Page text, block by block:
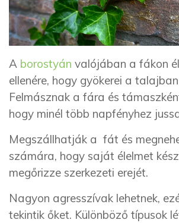
A borostyán valójában a fákon
ellenére, hogy gyökerei a
Felmásznak a fára és
hogy minél több napfényhez
Megszállhatják a fát és
számára, hogy saját élelmet
megőrizze szerkezeti erejét.
Nagyon agresszívak lehetnek,
tekintik őket. Különböző típusok